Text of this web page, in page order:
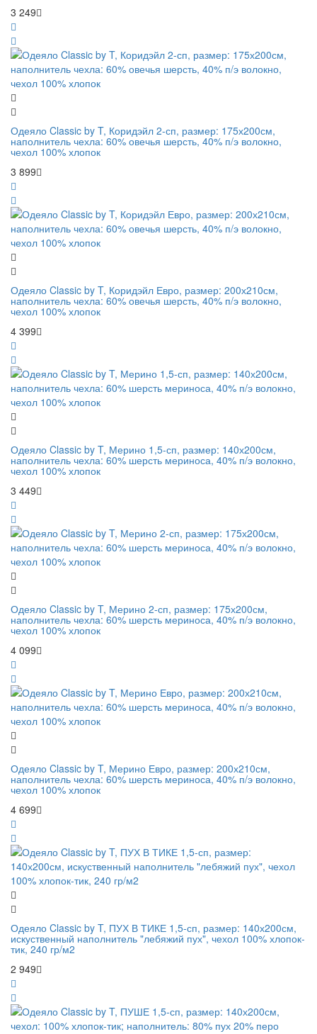
3 249
Одеяло Classic by T, Коридэйл 2-сп, размер: 175х200см,
наполнитель чехла: 60% овечья шерсть, 40% п/э волокно,
чехол 100% хлопок
3 899
Одеяло Classic by T, Коридэйл Евро, размер: 200х210см,
наполнитель чехла: 60% овечья шерсть, 40% п/э волокно,
чехол 100% хлопок
4 399
Одеяло Classic by T, Мерино 1,5-сп, размер: 140х200см,
наполнитель чехла: 60% шерсть мериноса, 40% п/э волокно,
чехол 100% хлопок
3 449
Одеяло Classic by T, Мерино 2-сп, размер: 175х200см,
наполнитель чехла: 60% шерсть мериноса, 40% п/э волокно,
чехол 100% хлопок
4 099
Одеяло Classic by T, Мерино Евро, размер: 200х210см,
наполнитель чехла: 60% шерсть мериноса, 40% п/э волокно,
чехол 100% хлопок
4 699
Одеяло Classic by T, ПУХ В ТИКЕ 1,5-сп, размер: 140х200см,
искуственный наполнитель "лебяжий пух", чехол 100% хлопок-
тик, 240 гр/м2
2 949